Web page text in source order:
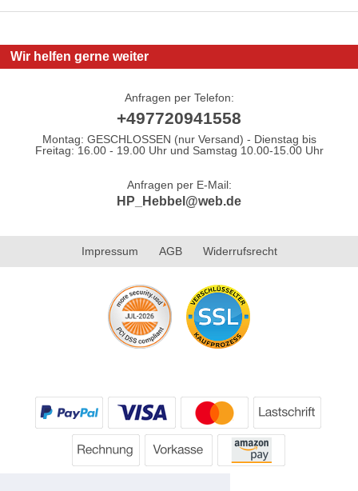
Wir helfen gerne weiter
Anfragen per Telefon:
+497720941558
Montag: GESCHLOSSEN (nur Versand) - Dienstag bis
Freitag: 16.00 - 19.00 Uhr und Samstag 10.00-15.00 Uhr
Anfragen per E-Mail:
HP_Hebbel@web.de
Impressum AGB Widerrufsrecht